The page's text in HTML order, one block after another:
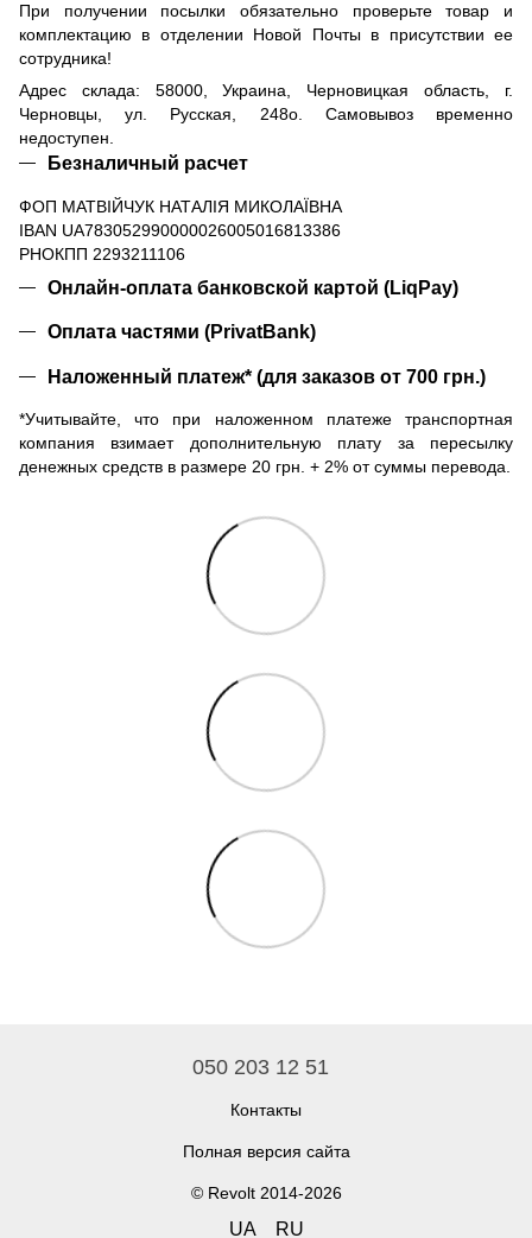
При получении посылки обязательно проверьте товар и
комплектацию в отделении Новой Почты в присутствии ее
сотрудника!
Адрес склада: 58000, Украина, Черновицкая область, г.
Черновцы, ул. Русская, 248о. Самовывоз временно
недоступен.
Безналичный расчет
ФОП МАТВІЙЧУК НАТАЛІЯ МИКОЛАЇВНА
IBAN UA783052990000026005016813386
РНОКПП 2293211106
Онлайн-оплата банковской картой (LiqPay)
Оплата частями (PrivatBank)
Наложенный платеж* (для заказов от 700 грн.)
*Учитывайте, что при наложенном платеже транспортная
компания взимает дополнительную плату за пересылку
денежных средств в размере 20 грн. + 2% от суммы перевода.
050 203 12 51
Контакты
Полная версия сайта
© Revolt 2014-2026
UA RU